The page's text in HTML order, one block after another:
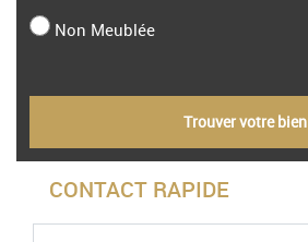
Non Meublée
Trouver votre bien
CONTACT RAPIDE